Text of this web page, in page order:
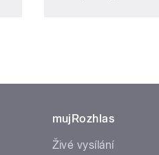
mujRozhlas
Živé vysílání